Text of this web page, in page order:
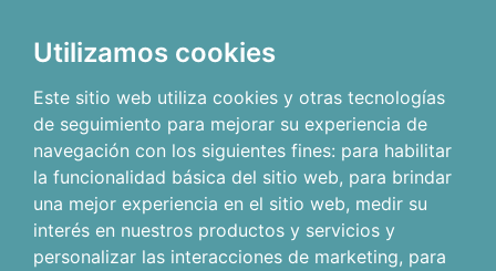
Utilizamos cookies
Este sitio web utiliza cookies y otras tecnologías
de seguimiento para mejorar su experiencia de
navegación con los siguientes fines: para habilitar
la funcionalidad básica del sitio web, para brindar
una mejor experiencia en el sitio web, medir su
interés en nuestros productos y servicios y
personalizar las interacciones de marketing, para